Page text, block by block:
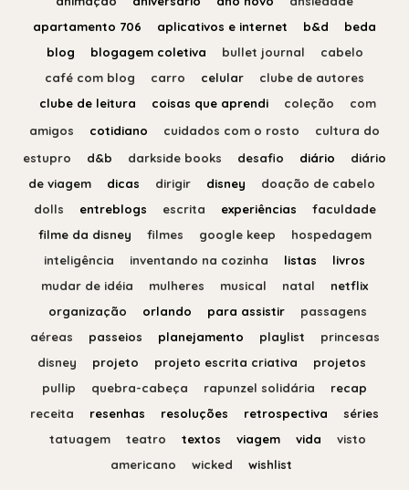
apartamento 706
aplicativos e internet b&d
beda
blog
blogagem coletiva bullet journal
cabelo
café com blog
carro celular
clube de autores
clube de leitura
coisas que aprendi coleção
com
amigos
cotidiano cuidados com o rosto
cultura do
estupro
d&b darkside books desafio diário
diário
de viagem
dicas dirigir disney
doação de cabelo
dolls
entreblogs escrita experiências
faculdade
filme da disney
filmes google keep
hospedagem
inteligência
inventando na cozinha listas
livros
mudar de idéia
mulheres musical natal
netflix
organização
orlando para assistir
passagens
aéreas
passeios planejamento playlist
princesas
disney
projeto projeto escrita criativa
projetos
pullip
quebra-cabeça rapunzel solidária
recap
receita
resenhas resoluções retrospectiva
séries
tatuagem
teatro textos viagem vida
visto
americano
wicked wishlist